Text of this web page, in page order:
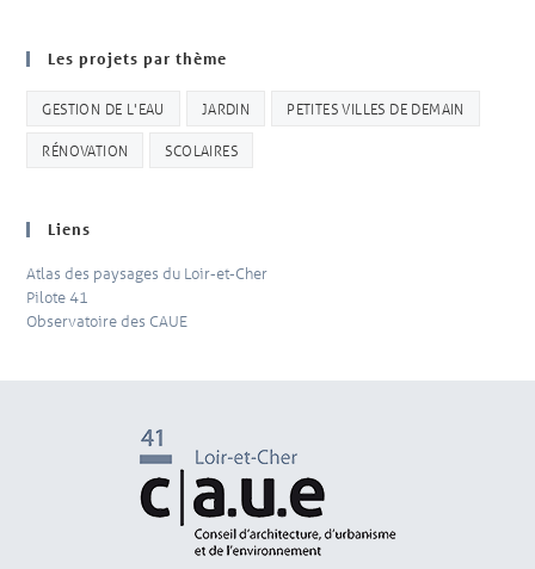
Les projets par thème
GESTION DE L'EAU JARDIN PETITES VILLES DE DEMAIN
RÉNOVATION SCOLAIRES
Liens
Atlas des paysages du Loir-et-Cher
Pilote 41
Observatoire des CAUE